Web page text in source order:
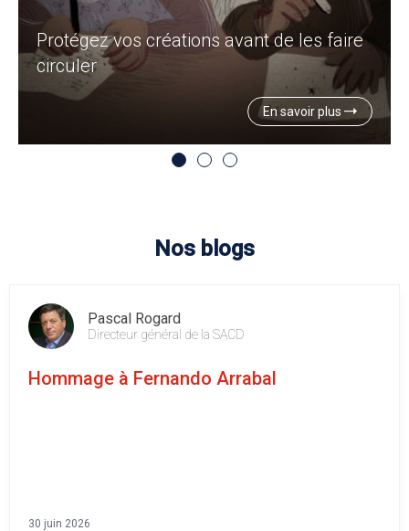
Protégez vos créations avant de les faire
circuler
En savoir plus
Nos blogs
Pascal Rogard
Directeur général de la SACD
Hommage à Fernando Arrabal
30 juin 2026